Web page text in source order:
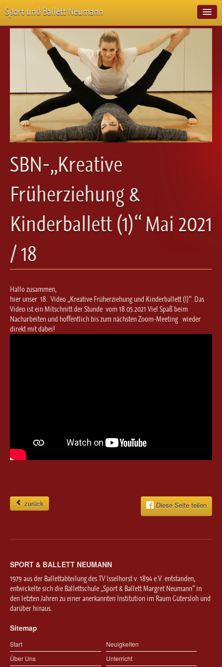
Sport und Ballett Neumann
Start
Neuigkeiten
Über Uns
Veranstaltungen
Emotion Pur
Meisterschaften
Projekte
Vorstellungen
Workshops
Galerie
Balletteckchen
Kontakt
Ballett für Erwachsene / Jugendliche
Modern / Jazz / Contemporary
SBN-„Kreative
Früherziehung &
Kinderballett (1)“ Mai 2021
/ 18
Hallo zusammen,
hier unser 18. Video „Kreative Früherziehung und Kinderballett (I)“. Das
Video ist ein Mitschnitt der Stunde vom 18.05.2021 Viel Spaß beim
Nacharbeiten und hoffentlich bis zum nächsten Zoom-Meeting wieder
direkt mit dabei!
zurück Diese Seite teilen
SPORT & BALLETT NEUMANN
1979 aus der Ballettabteilung des TV Isselhorst v. 1894 e.V. entstanden,
entwickelte sich die Ballettschule „Sport & Ballett Margret Neumann“ in
den letzten Jahren zu einer anerkannten Institution im Raum Gütersloh und
darüber hinaus.
Sitemap
Start
Neuigkeiten
Über Uns
Unterricht